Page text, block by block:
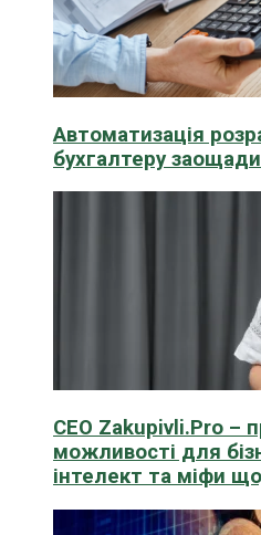
Автоматизація
бухгалтеру
CEO Zakupivli.Pro –
можливості для
інтелект та міфи